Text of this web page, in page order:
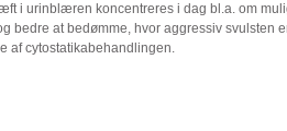
i urinblæren koncentreres i dag bl.a. om
bedre at bedømme, hvor aggressiv svulsten
af cytostatikabehandlingen.